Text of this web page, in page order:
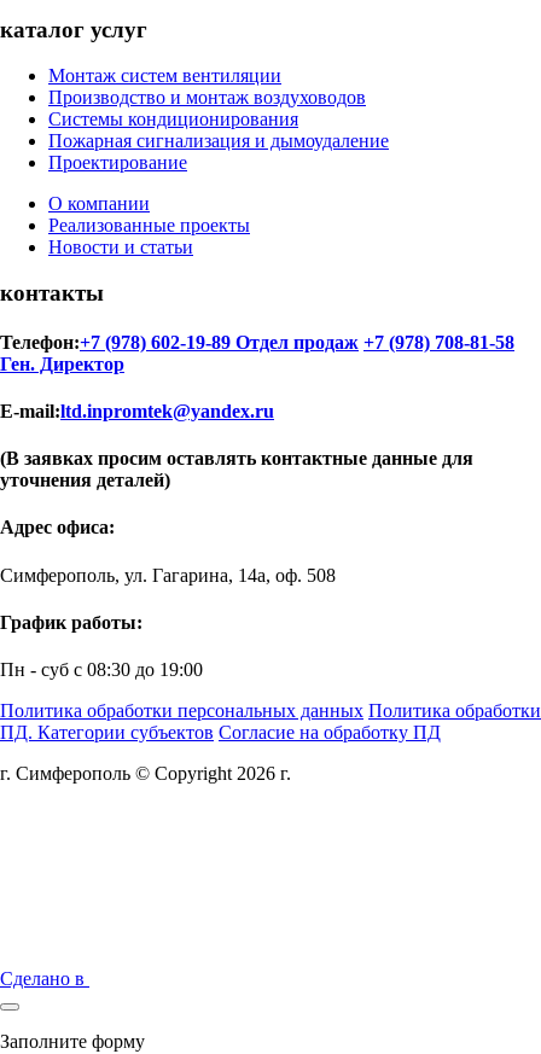
каталог услуг
Монтаж систем вентиляции
Производство и монтаж воздуховодов
Системы кондиционирования
Пожарная сигнализация и дымоудаление
Проектирование
О компании
Реализованные проекты
Новости и статьи
контакты
Телефон:+7 (978) 602-19-89 Отдел продаж +7 (978) 708-81-58
Ген. Директор
E-mail:ltd.inpromtek@yandex.ru
(В заявках просим оставлять контактные данные для
уточнения деталей)
Адрес офиса:
Симферополь, ул. Гагарина, 14а, оф. 508
График работы:
Пн - суб с 08:30 до 19:00
Политика обработки персональных данных Политика обработки
ПД. Категории субъектов Согласие на обработку ПД
г. Симферополь © Copyright 2026 г.
Сделано в
Заполните форму